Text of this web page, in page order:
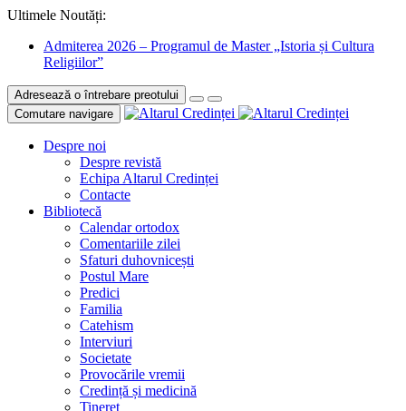
Ultimele Noutăți:
Admiterea 2026 – Programul de Master „Istoria și Cultura
Religiilor”
Adresează o întrebare preotului
Comutare navigare
Despre noi
Despre revistă
Echipa Altarul Credinței
Contacte
Bibliotecă
Calendar ortodox
Comentariile zilei
Sfaturi duhovnicești
Postul Mare
Predici
Familia
Catehism
Interviuri
Societate
Provocările vremii
Credință și medicină
Tineret